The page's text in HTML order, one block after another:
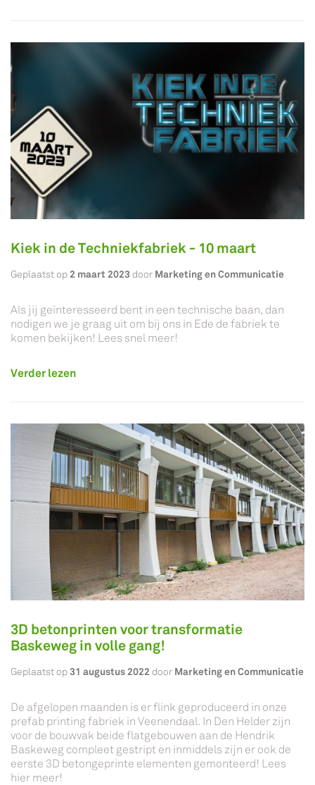
Kiek in de Techniekfabriek - 10 maart
Geplaatst op 2 maart 2023 door Marketing en Communicatie
Als jij geïnteresseerd bent in een technische baan, dan
nodigen we je graag uit om bij ons in Ede de fabriek te
komen bekijken! Lees snel meer!
Verder lezen
3D betonprinten voor transformatie
Baskeweg in volle gang!
Geplaatst op31 augustus 2022 door Marketing en Communicatie
De afgelopen maanden is er flink geproduceerd in onze
prefab printing fabriek in Veenendaal. In Den Helder zijn
voor de bouwvak beide flatgebouwen aan de Hendrik
Baskeweg compleet gestript en inmiddels zijn er ook de
eerste 3D betongeprinte elementen gemonteerd! Lees
hier meer!